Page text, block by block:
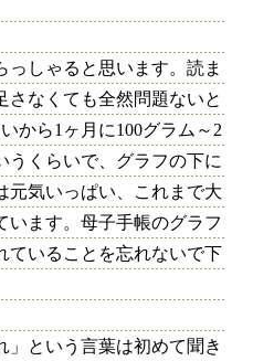
しゃると思います。読ま
さなくても全然問題ないと
から1ヶ月に100グラム～2
うくらいで、グラフの下に
元気いっぱい、これまで大
います。母子手帳のグラフ
ていることを忘れないで下
という言葉は初めて聞き